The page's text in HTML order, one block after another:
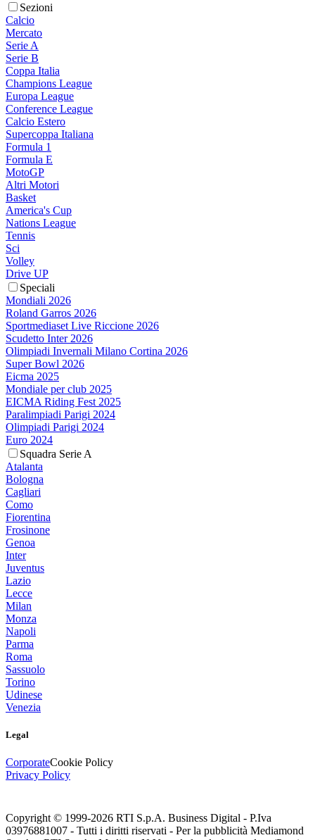
Sezioni
Calcio
Mercato
Serie A
Serie B
Coppa Italia
Champions League
Europa League
Conference League
Calcio Estero
Supercoppa Italiana
Formula 1
Formula E
MotoGP
Altri Motori
Basket
America's Cup
Nations League
Tennis
Sci
Volley
Drive UP
Speciali
Mondiali 2026
Roland Garros 2026
Sportmediaset Live Riccione 2026
Scudetto Inter 2026
Olimpiadi Invernali Milano Cortina 2026
Super Bowl 2026
Eicma 2025
Mondiale per club 2025
EICMA Riding Fest 2025
Paralimpiadi Parigi 2024
Olimpiadi Parigi 2024
Euro 2024
Squadra Serie A
Atalanta
Bologna
Cagliari
Como
Fiorentina
Frosinone
Genoa
Inter
Juventus
Lazio
Lecce
Milan
Monza
Napoli
Parma
Roma
Sassuolo
Torino
Udinese
Venezia
Legal
CorporateCookie Policy
Privacy Policy
Copyright © 1999-2026 RTI S.p.A. Business Digital - P.Iva
03976881007 - Tutti i diritti riservati - Per la pubblicità Mediamond